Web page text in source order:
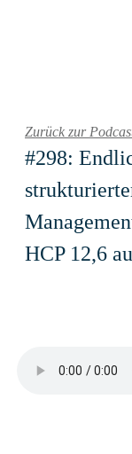
Zurück zur
#298:
HCP 12,6